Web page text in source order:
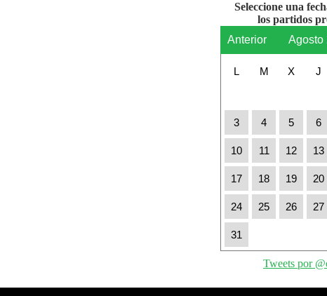
Seleccione una
los partidos
Anterior
Agosto
L M X J
3 4 5 6
10 11 12 13
17 18 19 20
24 25 26 27
31
Tweets por